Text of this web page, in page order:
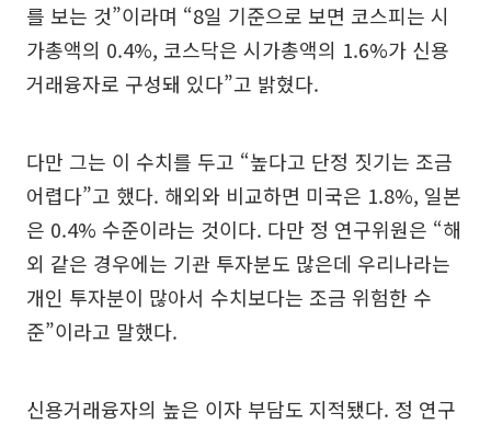
를 보는 것”이라며 “8일 기준으로 보면 코스피는 시
가총액의 0.4%, 코스닥은 시가총액의 1.6%가 신용
거래융자로 구성돼 있다”고 밝혔다.
다만 그는 이 수치를 두고 “높다고 단정 짓기는 조금
어렵다”고 했다. 해외와 비교하면 미국은 1.8%, 일본
은 0.4% 수준이라는 것이다. 다만 정 연구위원은 “해
외 같은 경우에는 기관 투자분도 많은데 우리나라는
개인 투자분이 많아서 수치보다는 조금 위험한 수
준”이라고 말했다.
신용거래융자의 높은 이자 부담도 지적됐다. 정 연구